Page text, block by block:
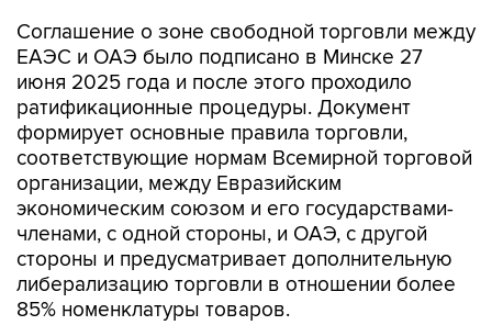
Соглашение о зоне свободной торговли между
ЕАЭС и ОАЭ было подписано в Минске 27
июня 2025 года и после этого проходило
ратификационные процедуры. Документ
формирует основные правила торговли,
соответствующие нормам Всемирной торговой
организации, между Евразийским
экономическим союзом и его государствами-
членами, с одной стороны, и ОАЭ, с другой
стороны и предусматривает дополнительную
либерализацию торговли в отношении более
85% номенклатуры товаров.